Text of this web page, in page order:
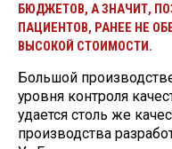
БЮДЖЕТОВ, А ЗНАЧИТ,
ПАЦИЕНТОВ, РАНЕЕ НЕ
ВЫСОКОЙ СТОИМОСТИ.
Большой
уровня контроля
удается столь же
производства